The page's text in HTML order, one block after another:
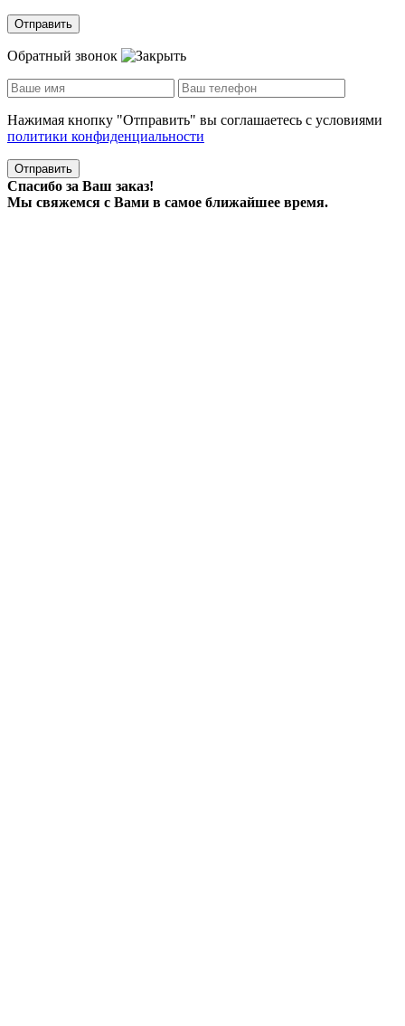
Отправить
Обратный звонок
Нажимая кнопку "Отправить" вы соглашаетесь с условиями
политики конфиденциальности
Отправить
Спасибо за Ваш заказ!
Мы свяжемся с Вами в самое ближайшее время.